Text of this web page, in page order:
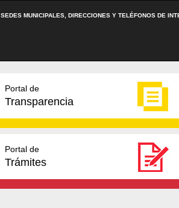
SEDES MUNICIPALES, DIRECCIONES Y TELÉFONOS DE
Portal de
Transparencia
Portal de
Trámites